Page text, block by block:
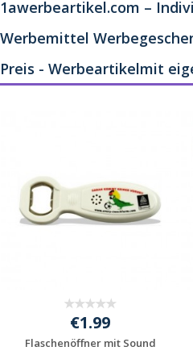
1awerbeartikel.com –
Werbemittel
Preis - Werbeartikelmit
€1.99
Flaschenöffner mit Sound